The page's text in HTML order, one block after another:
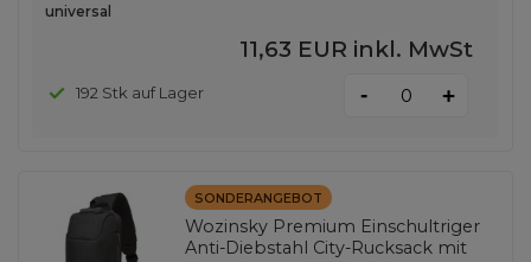
universal
11,63 EUR inkl. MwSt
192 Stk auf Lager - +
SONDERANGEBOT
Wozinsky Premium Einschultriger
Anti-Diebstahl City-Rucksack mit